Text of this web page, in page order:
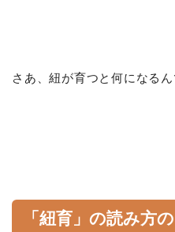
さあ、紐が育つと何になるん
「紐育」の読み方